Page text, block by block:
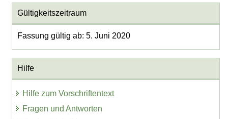
Gültigkeitszeitraum
Fassung gültig ab: 5. Juni 2020
Hilfe
Hilfe zum Vorschriftentext
Fragen und Antworten